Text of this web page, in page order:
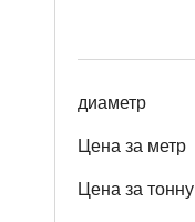
диаметр
Цена за метр
Цена за тонну